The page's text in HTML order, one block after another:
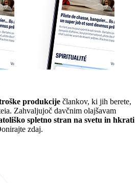
produkcije člankov, ki jih berete,
Zahvaljujoč davčnim olajšavam
spletno stran na svetu in hkrati
zdaj.